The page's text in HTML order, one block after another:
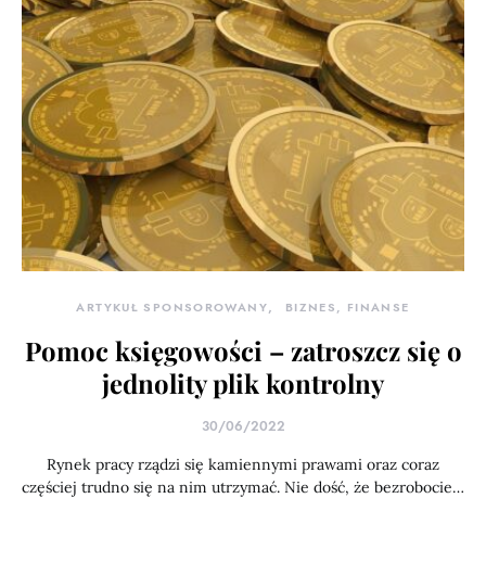
ARTYKUŁ SPONSOROWANY BIZNES, FINANSE
Pomoc księgowości – zatroszcz się o
jednolity plik kontrolny
30/06/2022
Rynek pracy rządzi się kamiennymi prawami oraz coraz
częściej trudno się na nim utrzymać. Nie dość, że bezrobocie…